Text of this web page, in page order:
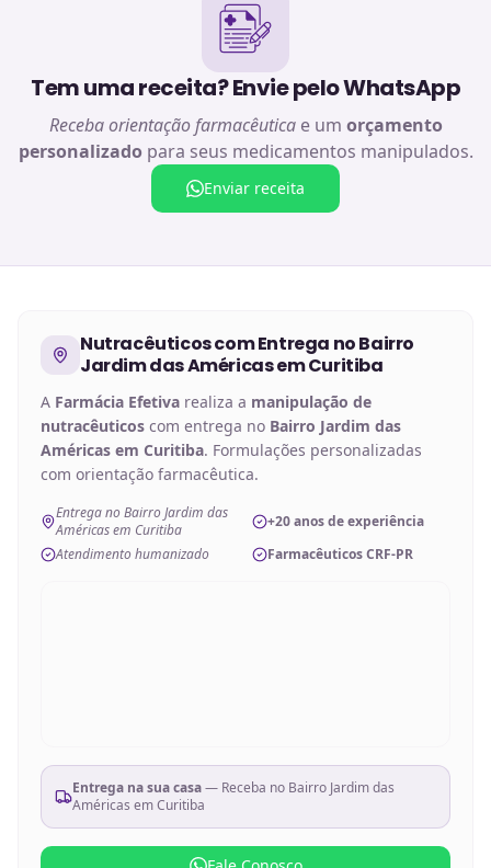
Tem uma receita? Envie pelo WhatsApp
Receba orientação farmacêuticae um orçamento
personalizado para seus medicamentos manipulados.
Enviar receita
Nutracêuticoscom Entrega noBairro
Jardim das Américas em Curitiba
A Farmácia Efetiva realiza a manipulação de
nutracêuticos com entrega no Bairro Jardim das
Américas em Curitiba. Formulações personalizadas
com orientação farmacêutica.
Entrega no Bairro Jardim das
Américas em Curitiba
+20 anos de experiência
Atendimento humanizado
Farmacêuticos CRF-PR
Entrega na sua casa— Receba no Bairro Jardim das
Américas em Curitiba